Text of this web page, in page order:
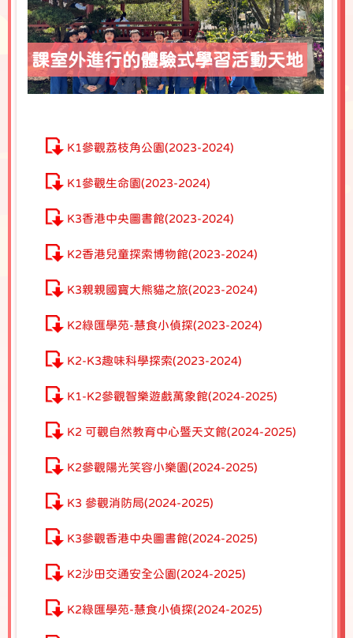
課室外進行的體驗式學習活動天地
K1參觀荔枝角公園(2023-2024)
K1參觀生命園(2023-2024)
K3香港中央圖書館(2023-2024)
K2香港兒童探索博物館(2023-2024)
K3親親國寶大熊貓之旅(2023-2024)
K2綠匯學苑-慧食小偵探(2023-2024)
K2-K3趣味科學探索(2023-2024)
K1-K2參觀智樂遊戲萬象館(2024-2025)
K2 可觀自然教育中心暨天文館(2024-2025)
K2參觀陽光笑容小樂園(2024-2025)
K3 參觀消防局(2024-2025)
K3參觀香港中央圖書館(2024-2025)
K2沙田交通安全公園(2024-2025)
K2綠匯學苑-慧食小偵探(2024-2025)